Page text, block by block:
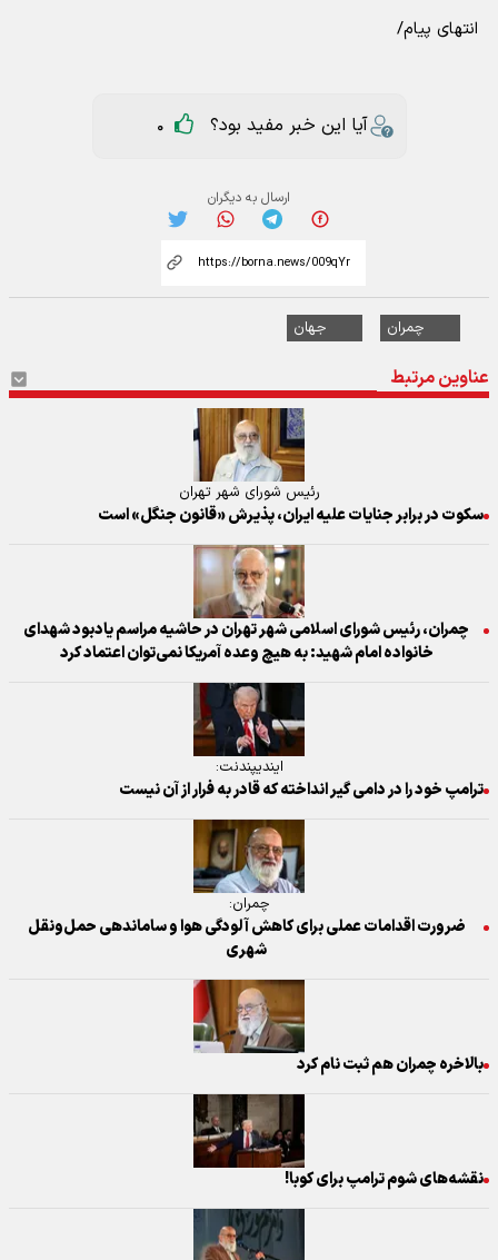
انتهای پیام/
آیا این خبر مفید بود؟ 0
ارسال به دیگران
چمران جهان
عناوین مرتبط
رئیس شورای شهر تهران
سکوت در برابر جنایات علیه ایران، پذیرش «قانون جنگل» است
چمران، رئیس شورای اسلامی شهر تهران در حاشيه مراسم یادبود شهدای
خانواده امام شهید: به هیچ وعده آمریکا نمی‌توان اعتماد کرد
ایندیپندنت:
ترامپ خود را در دامی گیر انداخته که قادر به فرار از آن نیست
چمران:
ضرورت اقدامات عملی برای کاهش آلودگی هوا و ساماندهی حمل‌ونقل
شهری
بالاخره چمران هم ثبت نام کرد
نقشه‌های شوم‌ ترامپ برای کوبا!